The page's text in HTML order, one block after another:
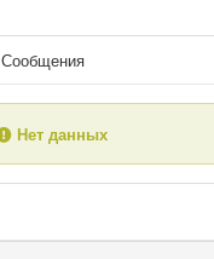
Сообщения
Нет данных